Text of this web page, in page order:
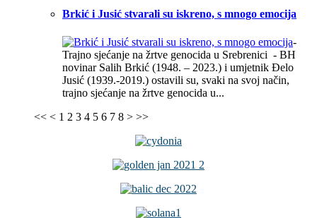
Brkić i Jusić stvarali su iskreno, s mnogo emocija
-
Trajno sjećanje na žrtve genocida u Srebrenici - BH
novinar Salih Brkić (1948. – 2023.) i umjetnik Đelo
Jusić (1939.-2019.) ostavili su, svaki na svoj način,
trajno sjećanje na žrtve genocida u...
<< < 1 2 3 4 5 6 7 8 > >>